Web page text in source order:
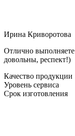
Ирина Криворотова
Отлично выполняете
довольны, респект!)
Качество продукции
Уровень сервиса
Срок изготовления